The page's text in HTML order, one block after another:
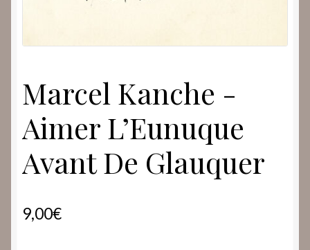
Marcel Kanche ‎-
Aimer L’Eunuque
Avant De Glauquer
9,00€